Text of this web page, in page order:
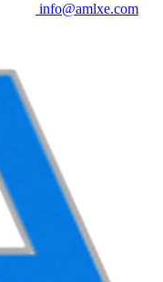
info@amlxe.com